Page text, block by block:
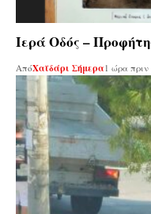
Ιερά Οδός –
ΑπόΧαϊδάρι Σήμερα1 ώρα πριν